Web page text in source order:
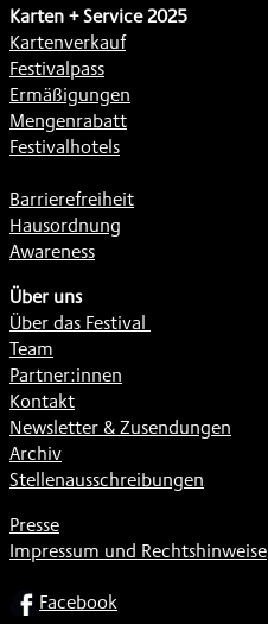
Karten + Service 2025
Kartenverkauf
Festivalpass
Ermäßigungen
Mengenrabatt
Festivalhotels
Barrierefreiheit
Hausordnung
Awareness
Über uns
Über das Festival
Team
Partner:innen
Kontakt
Newsletter & Zusendungen
Archiv
Stellenausschreibungen
Presse
Impressum und Rechtshinweise
SOCIALFacebook